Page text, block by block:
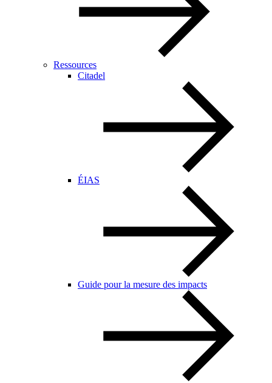
Ressources
Citadel
ÉIAS
Guide pour la mesure des impacts